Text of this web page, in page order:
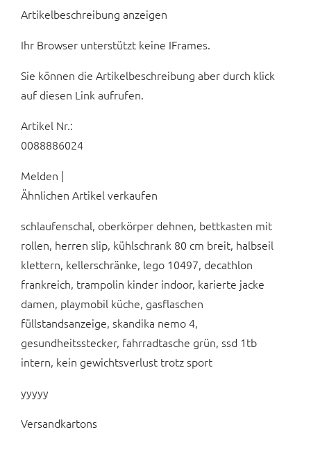
Artikelbeschreibung anzeigen
Ihr Browser unterstützt keine IFrames.
Sie können die Artikelbeschreibung aber durch klick
auf diesen Link aufrufen.
Artikel Nr.:
0088886024
Melden |
Ähnlichen Artikel verkaufen
schlaufenschal, oberkörper dehnen, bettkasten mit
rollen, herren slip, kühlschrank 80 cm breit, halbseil
klettern, kellerschränke, lego 10497, decathlon
frankreich, trampolin kinder indoor, karierte jacke
damen, playmobil küche, gasflaschen
füllstandsanzeige, skandika nemo 4,
gesundheitsstecker, fahrradtasche grün, ssd 1tb
intern, kein gewichtsverlust trotz sport
yyyyy
Versandkartons